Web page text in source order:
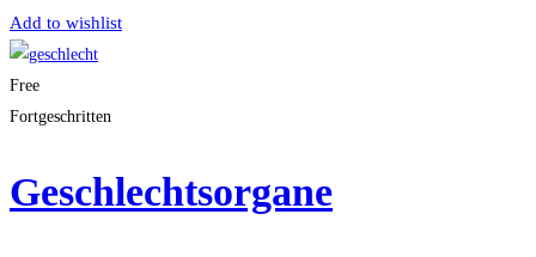
Add to wishlist
Free
Fortgeschritten
Geschlechtsorgane